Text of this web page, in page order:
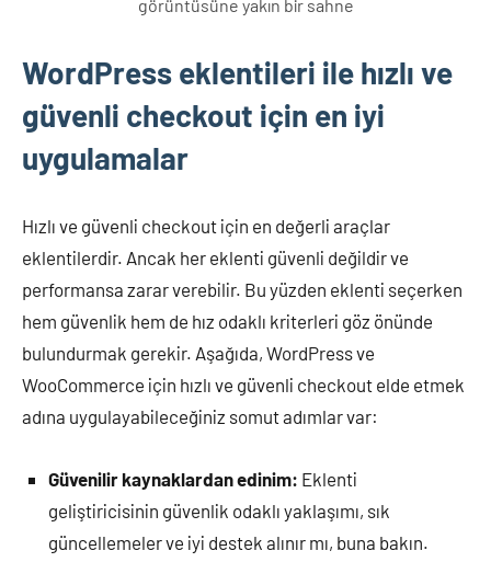
görüntüsüne yakın bir sahne
WordPress eklentileri ile hızlı ve
güvenli checkout için en iyi
uygulamalar
Hızlı ve güvenli checkout için en değerli araçlar
eklentilerdir. Ancak her eklenti güvenli değildir ve
performansa zarar verebilir. Bu yüzden eklenti seçerken
hem güvenlik hem de hız odaklı kriterleri göz önünde
bulundurmak gerekir. Aşağıda, WordPress ve
WooCommerce için hızlı ve güvenli checkout elde etmek
adına uygulayabileceğiniz somut adımlar var:
Güvenilir kaynaklardan edinim: Eklenti
geliştiricisinin güvenlik odaklı yaklaşımı, sık
güncellemeler ve iyi destek alınır mı, buna bakın.